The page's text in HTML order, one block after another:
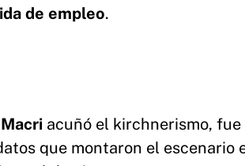
de empleo.
acuñó el kirchnerismo, fue
que montaron el escenario